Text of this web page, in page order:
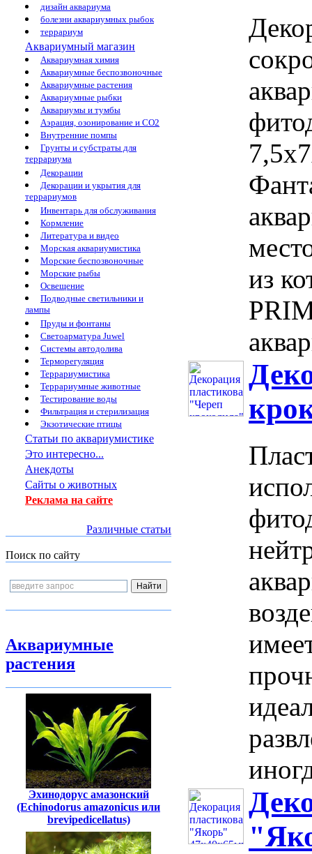
дизайн аквариума
болезни аквариумных рыбок
террариум
Аквариумный магазин
Аквариумная химия
Аквариумные беспозвоночные
Аквариумные растения
Аквариумные рыбки
Аквариумы и тумбы
Аэрация, озонирование и CO2
Внутренние помпы
Грунты и субстраты для
террариума
Декорации
Декорации и укрытия для
террариумов
Инвентарь для обслуживания
Кормление
Литература и видео
Морская аквариумистика
Морские беспозвоночные
Морские рыбы
Освещение
Подводные светильники и
лампы
Пруды и фонтаны
Светоарматура Juwel
Системы автодолива
Терморегуляция
Террариумистика
Террариумные животные
Тестирование воды
Фильтрация и стерилизация
Экзотические птицы
Статьи по аквариумистике
Это интересно...
Анекдоты
Сайты о животных
Реклама на сайте
Различные статьи
Поиск по сайту
Аквариумные
растения
Эхинодорус амазонский
(Echinodorus amazonicus или
brevipedicellatus)
из